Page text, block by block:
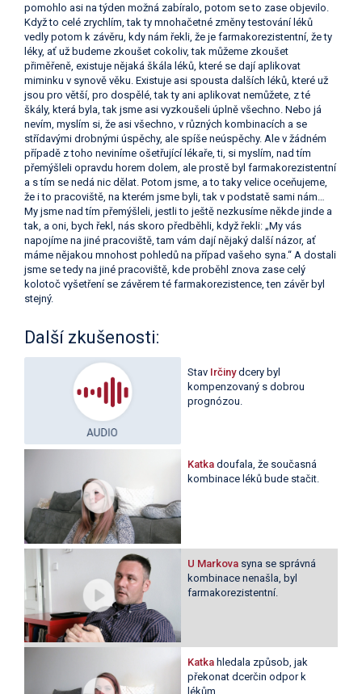
pomohlo asi na týden možná zabíralo, potom se to zase objevilo.
Když to celé zrychlím, tak ty mnohačetné změny testování léků
vedly potom k závěru, kdy nám řekli, že je farmakorezistentní, že ty
léky, ať už budeme zkoušet cokoliv, tak můžeme zkoušet
přiměřeně, existuje nějaká škála léků, které se dají aplikovat
miminku v synově věku. Existuje asi spousta dalších léků, které už
jsou pro větší, pro dospělé, tak ty ani aplikovat nemůžete, z té
škály, která byla, tak jsme asi vyzkoušeli úplně všechno. Nebo já
nevím, myslím si, že asi všechno, v různých kombinacích a se
střídavými drobnými úspěchy, ale spíše neúspěchy. Ale v žádném
případě z toho neviníme ošetřující lékaře, ti, si myslím, nad tím
přemýšleli opravdu horem dolem, ale prostě byl farmakorezistentní
a s tím se nedá nic dělat. Potom jsme, a to taky velice oceňujeme,
že i to pracoviště, na kterém jsme byli, tak v podstatě sami nám…
My jsme nad tím přemýšleli, jestli to ještě nezkusíme někde jinde a
tak, a oni, bych řekl, nás skoro předběhli, když řekli: „My vás
napojíme na jiné pracoviště, tam vám dají nějaký další názor, ať
máme nějakou mnohost pohledů na případ vašeho syna.“ A dostali
jsme se tedy na jiné pracoviště, kde proběhl znova zase celý
kolotoč vyšetření se závěrem té farmakorezistence, ten závěr byl
stejný.
Další zkušenosti:
StavIrčinydcery byl
kompenzovaný s dobrou
prognózou.
Katka doufala, že současná
kombinace léků bude stačit.
U Markova syna se správná
kombinace nenašla, byl
farmakorezistentní.
Katka hledala způsob, jak
překonat dcerčin odpor k
lékům.